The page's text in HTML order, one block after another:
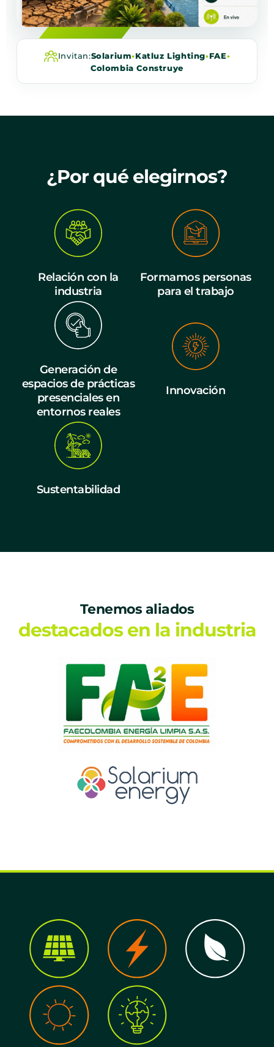
Invitan:Solarium•Katluz Lighting•FAE•
Colombia Construye
¿Por qué elegirnos?
Relación con la
industria
Formamos personas
para el trabajo
Generación de
espacios de prácticas
presenciales en
entornos reales
Innovación
Sustentabilidad
Tenemos aliados
destacados en la industria